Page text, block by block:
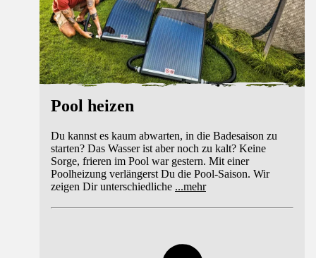
Pool heizen
Du kannst es kaum abwarten, in die Badesaison zu
starten? Das Wasser ist aber noch zu kalt? Keine
Sorge, frieren im Pool war gestern. Mit einer
Poolheizung verlängerst Du die Pool-Saison. Wir
zeigen Dir unterschiedliche ...mehr